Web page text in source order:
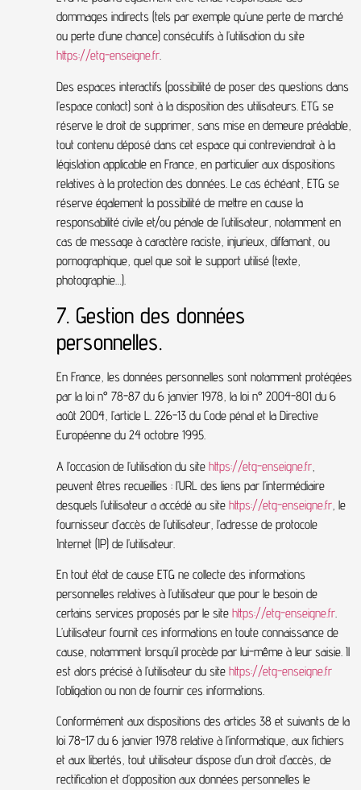
dommages indirects (tels par exemple qu’une perte de marché
ou perte d’une chance) consécutifs à l’utilisation du site
https://etg-enseigne.fr.
Des espaces interactifs (possibilité de poser des questions dans
l’espace contact) sont à la disposition des utilisateurs. ETG se
réserve le droit de supprimer, sans mise en demeure préalable,
tout contenu déposé dans cet espace qui contreviendrait à la
législation applicable en France, en particulier aux dispositions
relatives à la protection des données. Le cas échéant, ETG se
réserve également la possibilité de mettre en cause la
responsabilité civile et/ou pénale de l’utilisateur, notamment en
cas de message à caractère raciste, injurieux, diffamant, ou
pornographique, quel que soit le support utilisé (texte,
photographie…).
7. Gestion des données
personnelles.
En France, les données personnelles sont notamment protégées
par la loi n° 78-87 du 6 janvier 1978, la loi n° 2004-801 du 6
août 2004, l’article L. 226-13 du Code pénal et la Directive
Européenne du 24 octobre 1995.
A l’occasion de l’utilisation du site https://etg-enseigne.fr
peuvent êtres recueillies : l’URL des liens par l’intermédiaire
desquels l’utilisateur a accédé au site https://etg-enseigne.fr , le
fournisseur d’accès de l’utilisateur, l’adresse de protocole
Internet (IP) de l’utilisateur.
En tout état de cause ETG ne collecte des informations
personnelles relatives à l’utilisateur que pour le besoin de
certains services proposés par le site https://etg-enseigne.fr.
L’utilisateur fournit ces informations en toute connaissance de
cause, notamment lorsqu’il procède par lui-même à leur saisie. Il
est alors précisé à l’utilisateur du site https://etg-enseigne.fr
l’obligation ou non de fournir ces informations.
Conformément aux dispositions des articles 38 et suivants de la
loi 78-17 du 6 janvier 1978 relative à l’informatique, aux fichiers
et aux libertés, tout utilisateur dispose d’un droit d’accès, de
rectification et d’opposition aux données personnelles le